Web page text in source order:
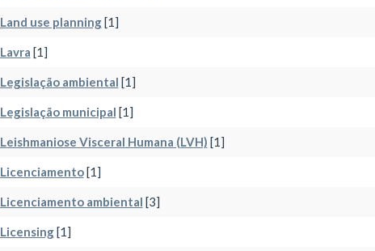
Land use planning[1]
Lavra [1]
Legislação ambiental [1]
Legislação municipal [1]
Leishmaniose Visceral Humana (LVH) [1]
Licenciamento[1]
Licenciamento ambiental [3]
Licensing[1]